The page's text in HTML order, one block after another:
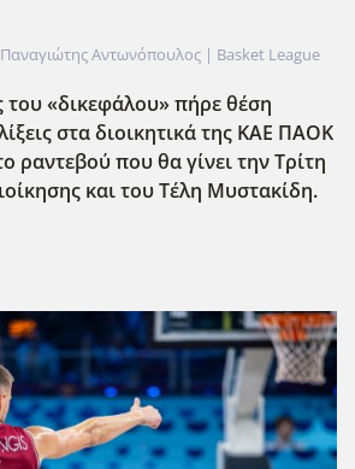
Αντωνόπουλος | Basket League
«δικεφάλου» πήρε θέση
στα διοικητικά της ΚΑΕ ΠΑΟΚ
ραντεβού που θα γίνει την Τρίτη
και του Τέλη Μυστακίδη.